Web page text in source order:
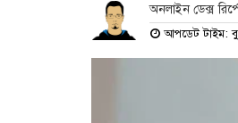
অনলাইন ডেক্স
আপডেট টাইম: